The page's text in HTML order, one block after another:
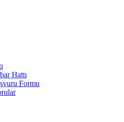
Hattı
Formu